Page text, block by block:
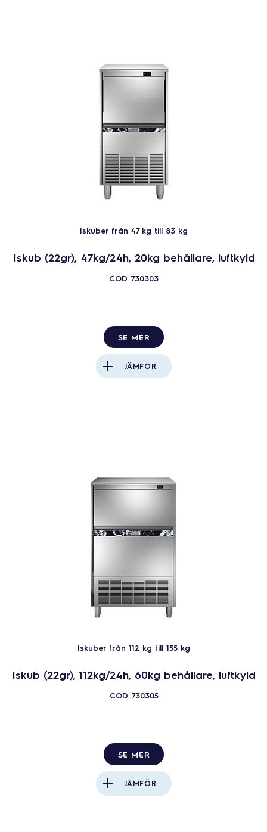
Iskuber från 47 kg till 83 kg
Iskub (22gr), 47kg/24h, 20kg behållare, luftkyld
COD 730303
SE MER
JÄMFÖR
Iskuber från 112 kg till 155 kg
Iskub (22gr), 112kg/24h, 60kg behållare, luftkyld
COD 730305
SE MER
JÄMFÖR